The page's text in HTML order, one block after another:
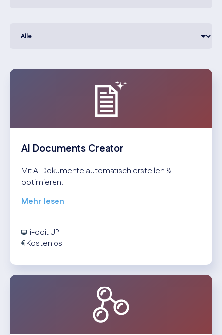
AI Documents Creator
Mit AI Dokumente automatisch erstellen &
optimieren.
Mehr lesen
i-doit UP
Kostenlos